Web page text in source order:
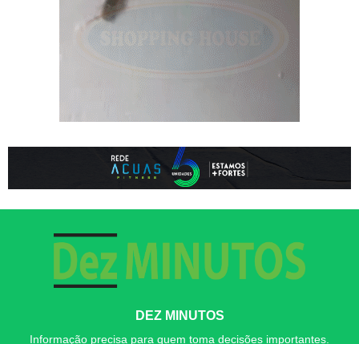
DEZ MINUTOS
Informação precisa para quem toma decisões importantes.